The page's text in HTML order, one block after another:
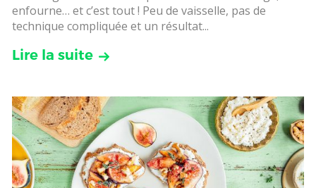
enfourne… et c’est tout ! Peu de vaisselle, pas de
technique compliquée et un résultat...
Lire la suite